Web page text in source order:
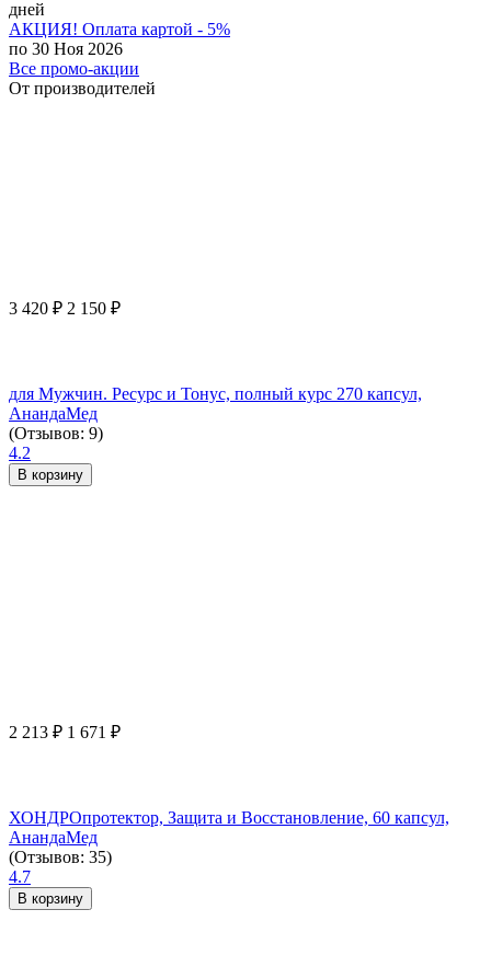
дней
АКЦИЯ! Оплата картой - 5%
по 30 Ноя 2026
Все промо-акции
От производителей
3 420 ₽ 2 150 ₽
для Мужчин. Ресурс и Тонус, полный курс 270 капсул,
АнандаМед
(Отзывов: 9)
4.2
В корзину
2 213 ₽ 1 671 ₽
ХОНДРОпротектор, Защита и Восстановление, 60 капсул,
АнандаМед
(Отзывов: 35)
4.7
В корзину